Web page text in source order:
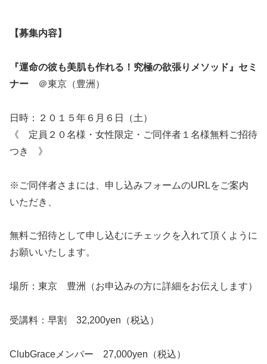
【募集内容】
『運命の彼も美肌も作れる！究極の欲張りメソッド』セミ
ナー
＠東京（豊洲）
日時：２０１５年６月６日（土）
《 定員２０名様・女性限定・ご同伴者１名様無料ご招待
つき 》
※ご同伴者さまには、申し込みフォームのURLをご案内
いただき、
無料ご招待として申し込むにチェックを入れて頂くように
お願いいたします。
場所：東京 豊洲（お申込みの方に詳細をお伝えします）
受講料：早割 32,200yen（税込）
ClubGraceメンバー 27,000yen（税込）